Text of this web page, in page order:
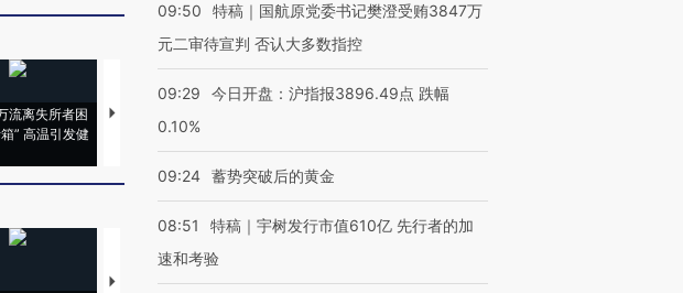
流离失所者困
” 高温引发健
视线｜HYROX的吸金
术：是什么让中产们甘
心“花钱找虐”？
毒品
育部长拱下台
【推广】走进第四届链博
【商旅对话】华住集团
09:50
特稿｜国航原党委书记樊澄受贿3847万
元二审待宣判 否认大多数指控
09:29
今日开盘：沪指报3896.49点 跌幅
0.10%
09:24 蓄势突破后的黄金
08:51
特稿｜宇树发行市值610亿 先行者的加
速和考验